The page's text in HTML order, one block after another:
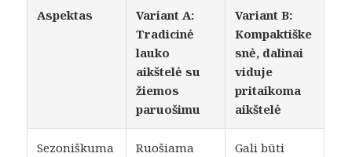
Aspektas
Variant A:
Tradicinė
lauko
aikštelė su
žiemos
paruošimu
Variant B:
Kompaktiške
snė, dalinai
viduje
pritaikoma
aikštelė
Sezoniškuma
Ruošiama
Gali būti